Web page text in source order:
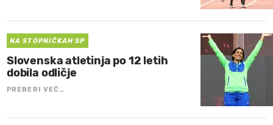
NA STOPNIČKAH SP
Slovenska atletinja po 12 letih
dobila odličje
PREBERI VEČ…